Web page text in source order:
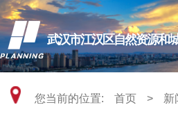
武汉市江汉区自然资源和
您当前的位置: 首页 > 新